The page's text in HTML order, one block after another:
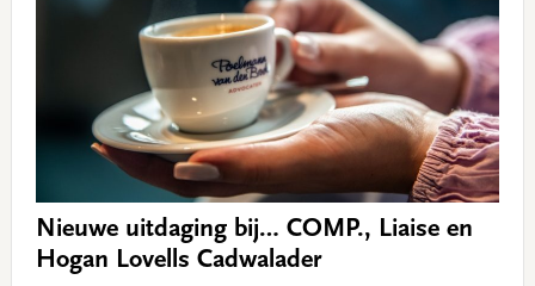
Nieuwe uitdaging bij… COMP., Liaise en
Hogan Lovells Cadwalader